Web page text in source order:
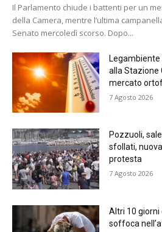
Il Parlamento chiude i battenti per un
della Camera, mentre l’ultima
Senato mercoledì scorso. Dopo...
Legambiente
alla Stazione
mercato
7 Agosto 2026
Pozzuoli,
sfollati,
protesta
7 Agosto 2026
Altri 10 giorni
soffoca